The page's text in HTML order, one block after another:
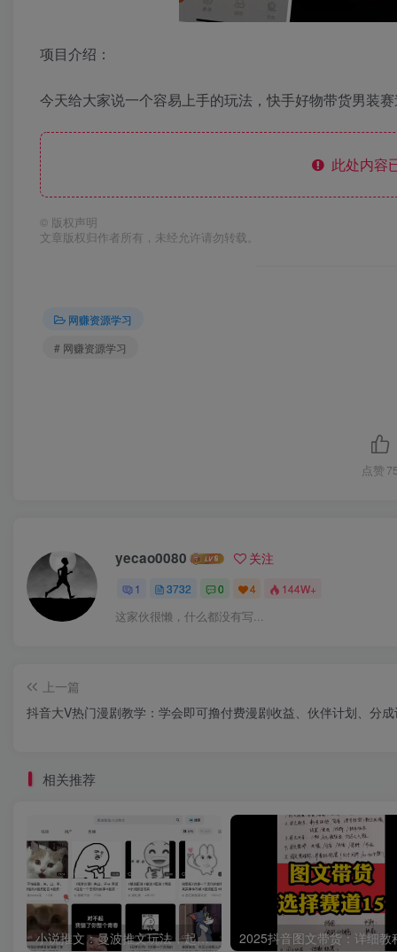
项目介绍：
今天给大家说一个容易上手的玩法，快手好物带货男装
此处内容
© 版权声明
文章版权归作者所有，未经允许请勿转载。
网赚资源学习
# 网赚资源学习
点赞 75
yecao0080 关注
1 3732 0 4 144W+
这家伙很懒，什么都没有写...
上一篇
抖音大V热门漫剧教学：学会即可撸付费漫剧收益、伙伴计划、分
相关推荐
小说推文：曼波推文玩法，起号快，流量猛，一天收益1k+